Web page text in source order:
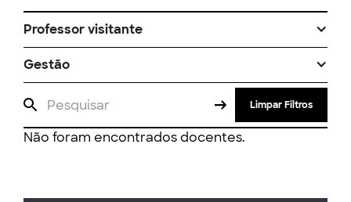
Professor visitante
Gestão
Limpar Filtros
Não foram encontrados docentes.